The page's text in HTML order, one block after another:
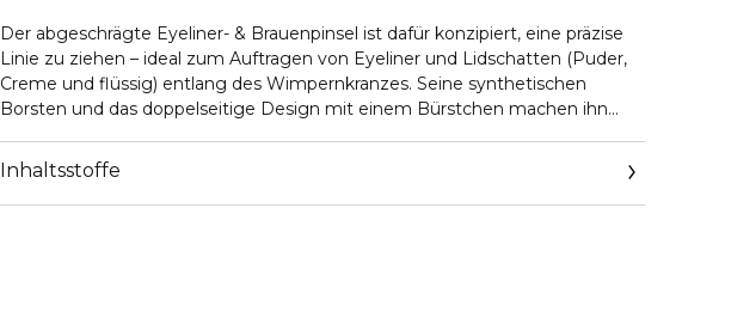
Der abgeschrägte Eyeliner- & Brauenpinsel ist dafür konzipiert, eine präzise
Linie zu ziehen – ideal zum Auftragen von Eyeliner und Lidschatten (Puder,
Creme und flüssig) entlang des Wimpernkranzes. Seine synthetischen
Borsten und das doppelseitige Design mit einem Bürstchen machen ihn
und zu formen.
Inhaltsstoffe